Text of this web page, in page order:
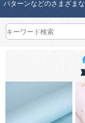
パターンなどのさまざま